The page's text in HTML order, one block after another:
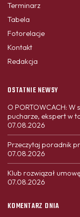
Terminarz
Tabela
Fotorelacje
Kontakt
Redakcja
OSTATNIE NEWSY
O PORTOWCACH:
pucharze, ekspert w
07.08.2026
Przeczytaj poradnik
07.08.2026
Klub rozwiązał
07.08.2026
KOMENTARZ DNIA